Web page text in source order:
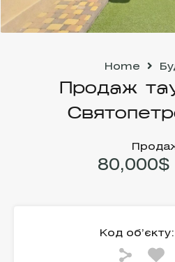
Home
Продаж
80,000$
Код об’єкту: